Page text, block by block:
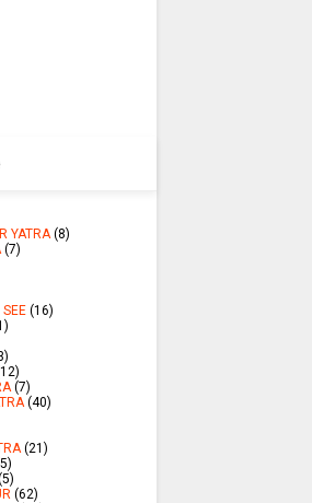
YATRA (8)
(7)
SEE (16)
(7)
(40)
(21)
(62)